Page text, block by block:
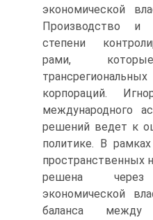
экономической
Производство
степени
рами,
корпораций.
международного
решений ведет к
политике. В
пространственных
решена через
экономической
баланса между